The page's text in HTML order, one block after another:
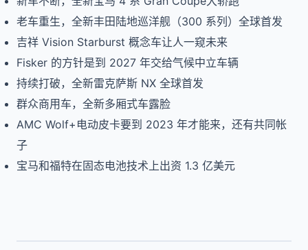
老车重生，全新丰田陆地巡洋舰（300 系列）全球首发
吉祥 Vision Starburst 概念车让人一窥未来
Fisker 的方针是到 2027 年交给气候中立车辆
持续打破，全新雷克萨斯 NX 全球首发
群众商用车，全新多厢式车露脸
AMC Wolf+电动皮卡要到 2023 年才能来，还有共同帐
子
宝马和福特在固态电池技术上出资 1.3 亿美元